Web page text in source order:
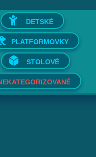
DETSKÉ
PLATFORMOVKY
STOLOVÉ